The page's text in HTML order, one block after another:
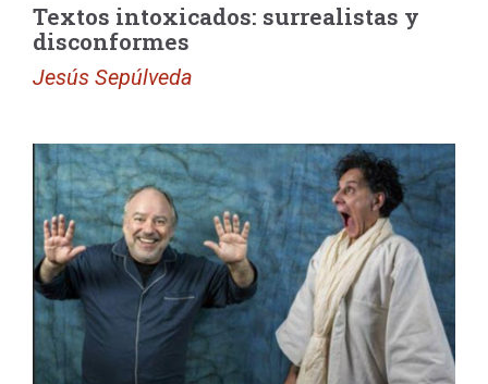
Textos intoxicados: surrealistas y
disconformes
Jesús Sepúlveda